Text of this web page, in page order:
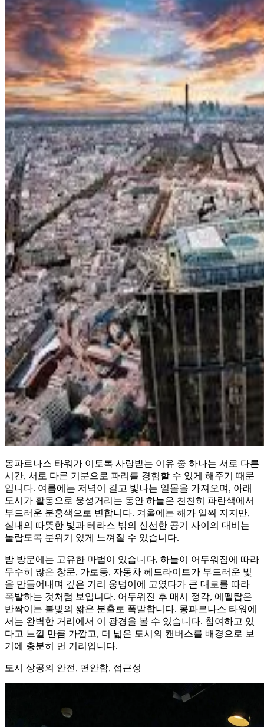
몽파르나스 타워가 이토록 사랑받는 이유 중 하나는 서로 다른
시간, 서로 다른 기분으로 파리를 경험할 수 있게 해주기 때문
입니다. 여름에는 저녁이 길고 빛나는 일몰을 가져오며, 아래
도시가 활동으로 웅성거리는 동안 하늘은 천천히 파란색에서
부드러운 분홍색으로 변합니다. 겨울에는 해가 일찍 지지만,
실내의 따뜻한 빛과 테라스 밖의 신선한 공기 사이의 대비는
놀랍도록 분위기 있게 느껴질 수 있습니다.
밤 방문에는 고유한 마법이 있습니다. 하늘이 어두워짐에 따라
무수히 많은 창문, 가로등, 자동차 헤드라이트가 부드러운 빛
을 만들어내며 깊은 거리 웅덩이에 고였다가 큰 대로를 따라
폭발하는 것처럼 보입니다. 어두워진 후 매시 정각, 에펠탑은
반짝이는 불빛의 짧은 분출로 폭발합니다. 몽파르나스 타워에
서는 완벽한 거리에서 이 광경을 볼 수 있습니다. 참여하고 있
다고 느낄 만큼 가깝고, 더 넓은 도시의 캔버스를 배경으로 보
기에 충분히 먼 거리입니다.
도시 상공의 안전, 편안함, 접근성